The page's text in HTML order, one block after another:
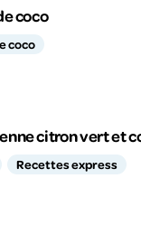
coco
coco
citron vert et
Recettes express